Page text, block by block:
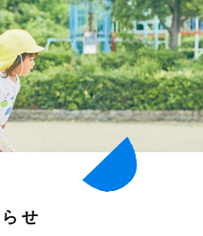
ら せ